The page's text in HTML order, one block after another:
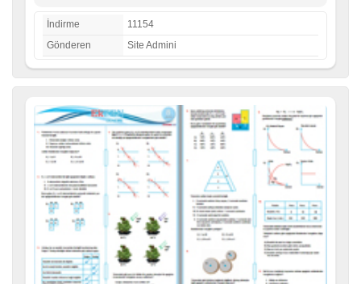
İndirme
11154
Gönderen
Site Admini